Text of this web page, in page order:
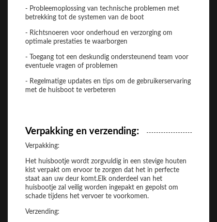
- Probleemoplossing van technische problemen met
betrekking tot de systemen van de boot
- Richtsnoeren voor onderhoud en verzorging om
optimale prestaties te waarborgen
- Toegang tot een deskundig ondersteunend team voor
eventuele vragen of problemen
- Regelmatige updates en tips om de gebruikerservaring
met de huisboot te verbeteren
Verpakking en verzending:
Verpakking:
Het huisbootje wordt zorgvuldig in een stevige houten
kist verpakt om ervoor te zorgen dat het in perfecte
staat aan uw deur komt.Elk onderdeel van het
huisbootje zal veilig worden ingepakt en gepolst om
schade tijdens het vervoer te voorkomen.
Verzending: